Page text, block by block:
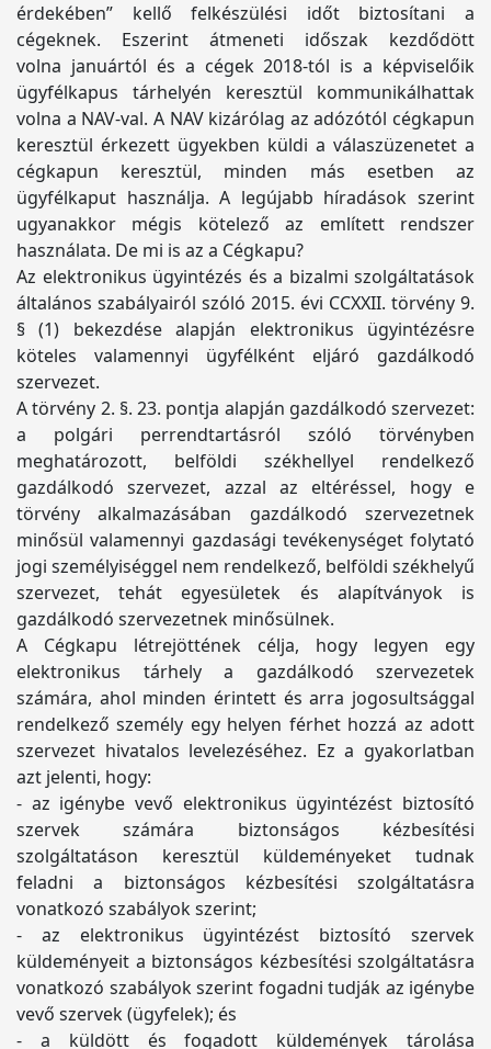
érdekében” kellő felkészülési időt biztosítani a
cégeknek. Eszerint átmeneti időszak kezdődött
volna januártól és a cégek 2018-tól is a képviselőik
ügyfélkapus tárhelyén keresztül kommunikálhattak
volna a NAV-val. A NAV kizárólag az adózótól cégkapun
keresztül érkezett ügyekben küldi a válaszüzenetet a
cégkapun keresztül, minden más esetben az
ügyfélkaput használja. A legújabb híradások szerint
ugyanakkor mégis kötelező az említett rendszer
használata. De mi is az a Cégkapu?
Az elektronikus ügyintézés és a bizalmi szolgáltatások
általános szabályairól szóló 2015. évi CCXXII. törvény 9.
§ (1) bekezdése alapján elektronikus ügyintézésre
köteles valamennyi ügyfélként eljáró gazdálkodó
szervezet.
A törvény 2. §. 23. pontja alapján gazdálkodó szervezet:
a polgári perrendtartásról szóló törvényben
meghatározott, belföldi székhellyel rendelkező
gazdálkodó szervezet, azzal az eltéréssel, hogy e
törvény alkalmazásában gazdálkodó szervezetnek
minősül valamennyi gazdasági tevékenységet folytató
jogi személyiséggel nem rendelkező, belföldi székhelyű
szervezet, tehát egyesületek és alapítványok is
gazdálkodó szervezetnek minősülnek.
A Cégkapu létrejöttének célja, hogy legyen egy
elektronikus tárhely a gazdálkodó szervezetek
számára, ahol minden érintett és arra jogosultsággal
rendelkező személy egy helyen férhet hozzá az adott
szervezet hivatalos levelezéséhez. Ez a gyakorlatban
azt jelenti, hogy:
- az igénybe vevő elektronikus ügyintézést biztosító
szervek számára biztonságos kézbesítési
szolgáltatáson keresztül küldeményeket tudnak
feladni a biztonságos kézbesítési szolgáltatásra
vonatkozó szabályok szerint;
- az elektronikus ügyintézést biztosító szervek
küldeményeit a biztonságos kézbesítési szolgáltatásra
vonatkozó szabályok szerint fogadni tudják az igénybe
vevő szervek (ügyfelek); és
- a küldött és fogadott küldemények tárolása